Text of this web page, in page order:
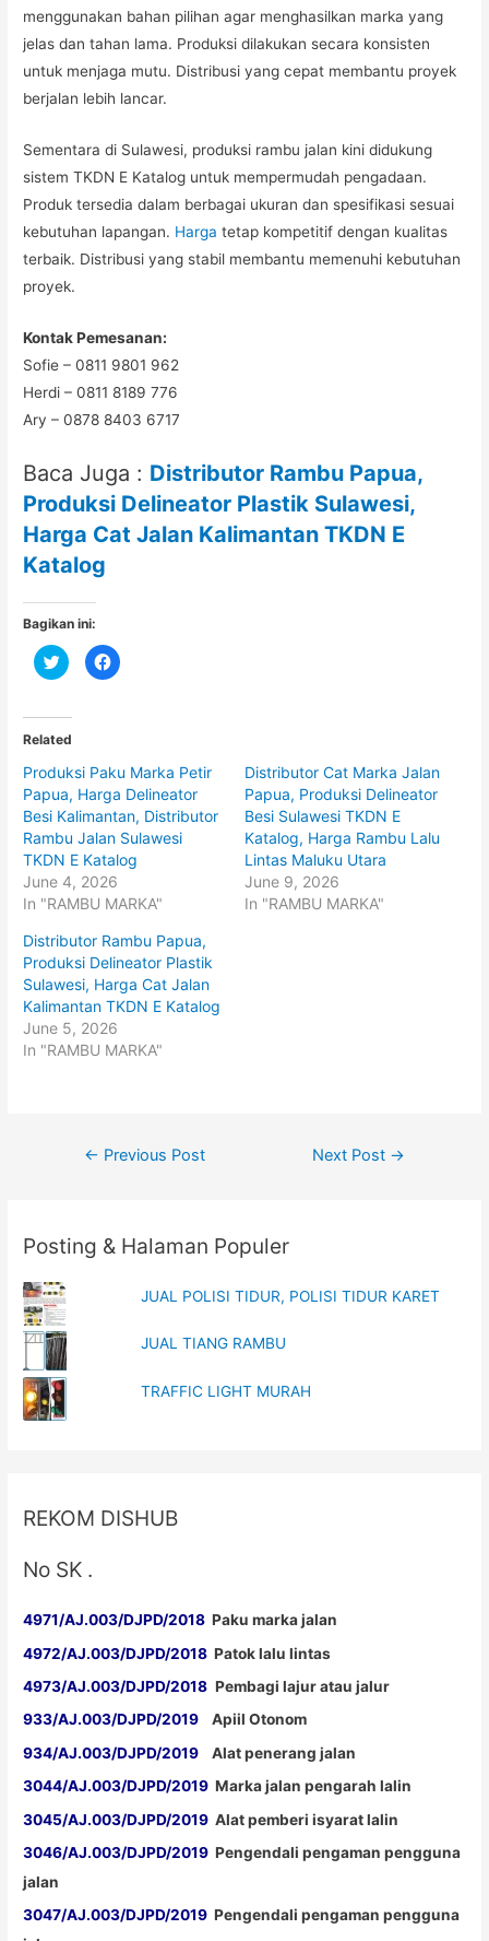
menggunakan bahan pilihan agar menghasilkan marka yang
jelas dan tahan lama. Produksi dilakukan secara konsisten
untuk menjaga mutu. Distribusi yang cepat membantu proyek
berjalan lebih lancar.
Sementara di Sulawesi, produksi rambu jalan kini didukung
sistem TKDN E Katalog untuk mempermudah pengadaan.
Produk tersedia dalam berbagai ukuran dan spesifikasi sesuai
kebutuhan lapangan. Harga tetap kompetitif dengan kualitas
terbaik. Distribusi yang stabil membantu memenuhi kebutuhan
proyek.
Kontak Pemesanan:
Sofie – 0811 9801 962
Herdi – 0811 8189 776
Ary – 0878 8403 6717
Baca Juga : Distributor Rambu Papua,
Produksi Delineator Plastik Sulawesi,
Harga Cat Jalan Kalimantan TKDN E
Katalog
Bagikan ini:
C
l
t
o
s
h
a
r
e
o
T
w
i
t
t
e
(
O
p
e
n
s
i
n
n
e
C
l
a
r
e
o
F
a
c
e
b
o
k
(
O
p
e
n
s
i
n
n
w
Related
Produksi Paku Marka Petir
Papua, Harga Delineator
Besi Kalimantan, Distributor
Rambu Jalan Sulawesi
TKDN E Katalog
June 4, 2026
In "RAMBU MARKA"
Distributor Cat Marka Jalan
Papua, Produksi Delineator
Besi Sulawesi TKDN E
Katalog, Harga Rambu Lalu
Lintas Maluku Utara
June 9, 2026
In "RAMBU MARKA"
Distributor Rambu Papua,
Produksi Delineator Plastik
Sulawesi, Harga Cat Jalan
Kalimantan TKDN E Katalog
June 5, 2026
In "RAMBU MARKA"
Post
← Previous Post Next Post →
Posting & Halaman Populer
JUAL POLISI TIDUR, POLISI TIDUR KARET
JUAL TIANG RAMBU
TRAFFIC LIGHT MURAH
REKOM DISHUB
No SK .
4971/AJ.003/DJPD/2018 Paku marka jalan
4972/AJ.003/DJPD/2018 Patok lalu lintas
4973/AJ.003/DJPD/2018 Pembagi lajur atau jalur
933/AJ.003/DJPD/2019 Apiil Otonom
934/AJ.003/DJPD/2019 Alat penerang jalan
3044/AJ.003/DJPD/2019 Marka jalan pengarah lalin
3045/AJ.003/DJPD/2019 Alat pemberi isyarat lalin
3046/AJ.003/DJPD/2019 Pengendali pengaman pengguna
jalan
3047/AJ.003/DJPD/2019 Pengendali pengaman pengguna